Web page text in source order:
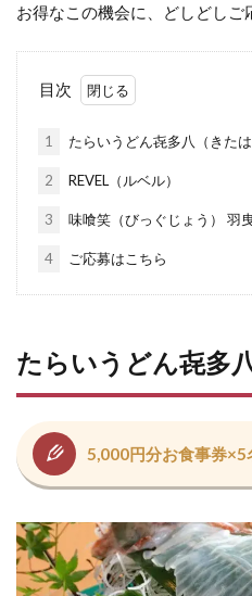
お得なこの機会に、どしどしご
目次
1 たらいうどん㐂多八（きたは
2 REVEL（ルベル）
3 味喰笑（びっぐじょう） 羽
4 ご応募はこちら
たらいうどん㐂多
5,000円分お食事券×5